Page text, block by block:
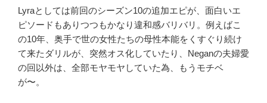
ら
す
じ
感
想”
の
Lyraとしては前回のシーズン10の追加エピが、面白いエ
ピソードもありつつもかなり違和感バリバリ。例えばこ
の10年、奥手で世の女性たちの母性本能をくすぐり続け
て来たダリルが、突然オス化していたり、Neganの夫婦愛
の回以外は、全部モヤモヤしていた為、もうモチベ
が〜。